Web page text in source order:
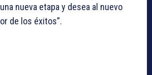
nueva etapa y desea al nuevo
de los éxitos”.